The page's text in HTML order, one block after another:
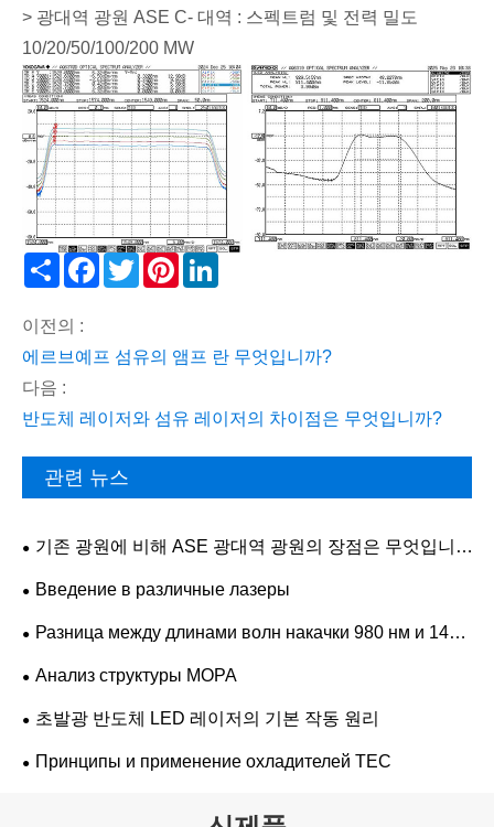
> 광대역 광원 ASE C- 대역 : 스펙트럼 및 전력 밀도
10/20/50/100/200 MW
Share Facebook
TwitterPinterest
이전의 :
에르브예프 섬유의 앰프 란 무엇입니까?
다음 :
반도체 레이저와 섬유 레이저의 차이점은 무엇입니까?
관련 뉴스
기존 광원에 비해 ASE 광대역 광원의 장점은 무엇입니
까?
Введение в различные лазеры
Разница между длинами волн накачки 980 нм и 1480
нм
Анализ структуры MOPA
초발광 반도체 LED 레이저의 기본 작동 원리
Принципы и применение охладителей TEC